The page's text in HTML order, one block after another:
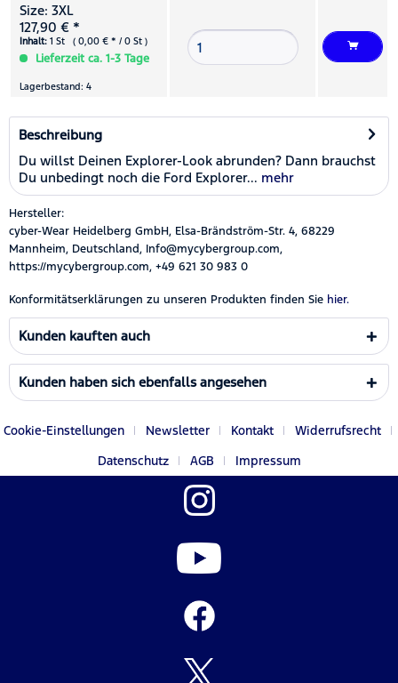
Size: 3XL
127,90 € *
Inhalt: 1 St ( 0,00 € * / 0 St )
Lieferzeit ca. 1-3 Tage
Lagerbestand: 4
Beschreibung
Du willst Deinen Explorer-Look abrunden? Dann brauchst
Du unbedingt noch die Ford Explorer... mehr
Hersteller:
cyber-Wear Heidelberg GmbH, Elsa-Brändström-Str. 4, 68229
Mannheim, Deutschland, Info@mycybergroup.com,
https://mycybergroup.com, +49 621 30 983 0
Konformitätserklärungen zu unseren Produkten finden Sie hier.
Kunden kauften auch
Kunden haben sich ebenfalls angesehen
Cookie-Einstellungen Newsletter Kontakt
Widerrufsrecht
Datenschutz
AGB Impressum